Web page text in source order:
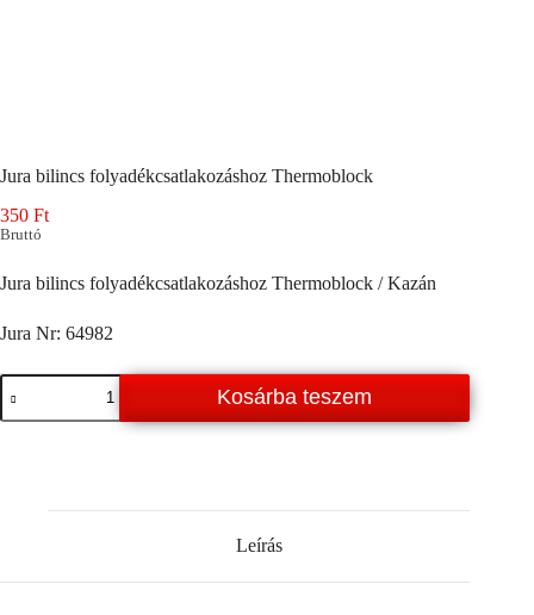
Jura bilincs folyadékcsatlakozáshoz Thermoblock
350 Ft
Bruttó
Jura bilincs folyadékcsatlakozáshoz Thermoblock / Kazán
Jura Nr: 64982
Jura
bilincs
folyadékcsatlakozáshoz
Kosárba teszem
Leírás